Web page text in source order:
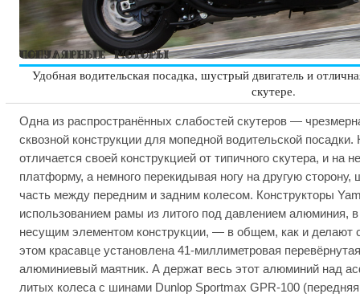
Удобная водительская посадка, шустрый двигатель и
скутере.
Одна из распространённых слабостей скутеров —
сквозной конструкции для мопедной водительской
отличается своей конструкцией от типичного скутера, и на
платформу, а немного перекидывая ногу на другую сторону,
часть между передним и задним колесом. Конструкторы
использованием рамы из литого под давлением алюминия, в
несущим элементом конструкции, — в общем, как и делают
этом красавце установлена 41-миллиметровая
алюминиевый маятник. А держат весь этот алюминий над
литых колеса с шинами Dunlop Sportmax GPR-100